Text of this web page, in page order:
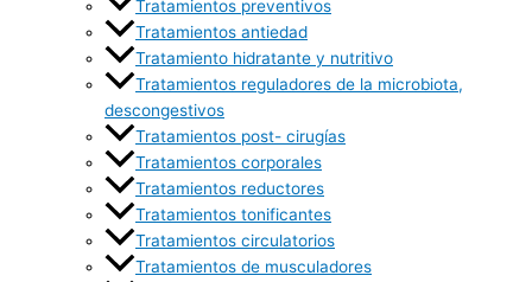
Tratamientos preventivos
Tratamientos antiedad
Tratamiento hidratante y nutritivo
Tratamientos reguladores de la microbiota,
descongestivos
Tratamientos post- cirugías
Tratamientos corporales
Tratamientos reductores
Tratamientos tonificantes
Tratamientos circulatorios
Tratamientos de musculadores